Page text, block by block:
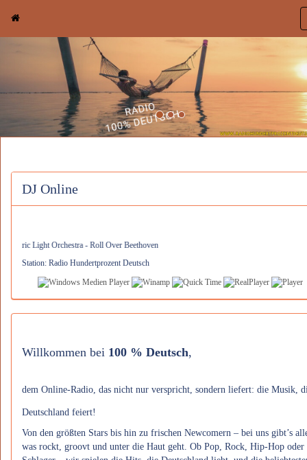
DJ Online
Light Orchestra - Roll Over Beethoven
Station: Radio Hundertprozent Deutsch
Willkommen bei 100 % Deutsch,
dem Online-Radio, das nicht nur verspricht, sondern liefert: die Musik,
Deutschland feiert!
Von den größten Stars bis hin zu frischen Newcomern – bei uns gibt’s
was rockt, groovt und unter die Haut geht. Ob Pop, Rock, Hip-Hop oder